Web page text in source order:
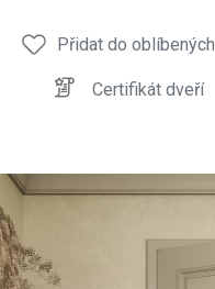
Přidat do oblíbených
Certifikát dveří